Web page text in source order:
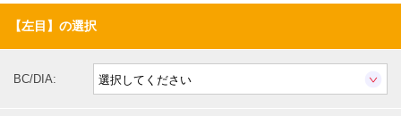
【左目】の選択
BC/DIA: